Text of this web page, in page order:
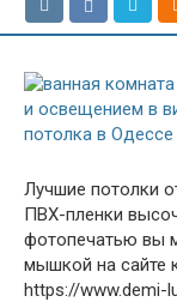
Лучшие потолки
ПВХ-пленки
фотопечатью вы
мышкой на сайте
https://www.demi-